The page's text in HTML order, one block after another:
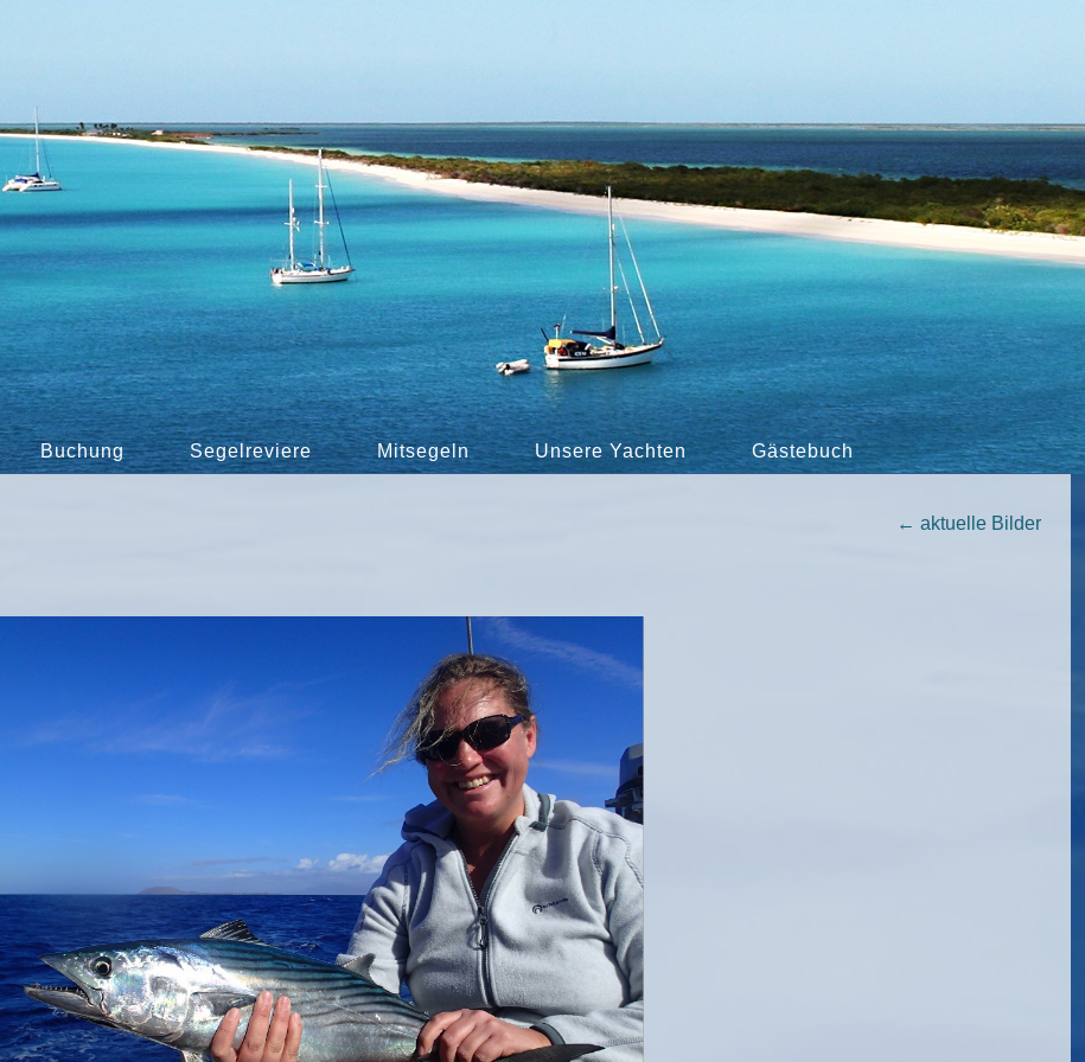
Buchung Segelreviere Mitsegeln Unsere Yachten Gästebuch
← aktuelle Bilder